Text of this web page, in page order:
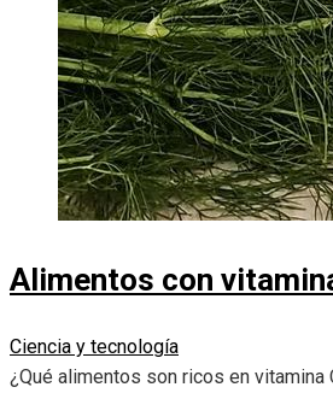
Alimentos con
Ciencia y tecnología
¿Qué alimentos son ricos en